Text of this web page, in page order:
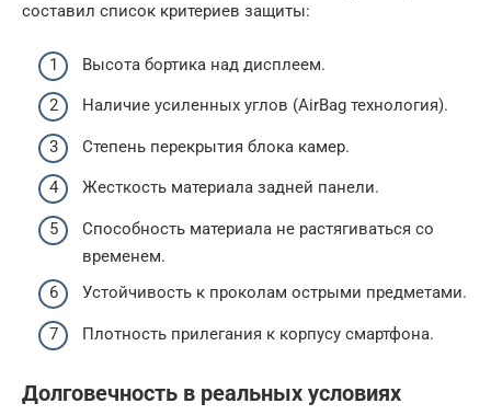
составил список критериев защиты:
Высота бортика над дисплеем.
Наличие усиленных углов (AirBag технология).
Степень перекрытия блока камер.
Жесткость материала задней панели.
Способность материала не растягиваться со
временем.
Устойчивость к проколам острыми предметами.
Плотность прилегания к корпусу смартфона.
Долговечность в реальных условиях